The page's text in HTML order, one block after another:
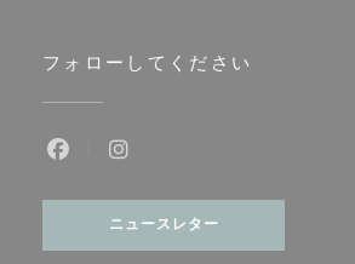
フォローしてください
ニュースレター